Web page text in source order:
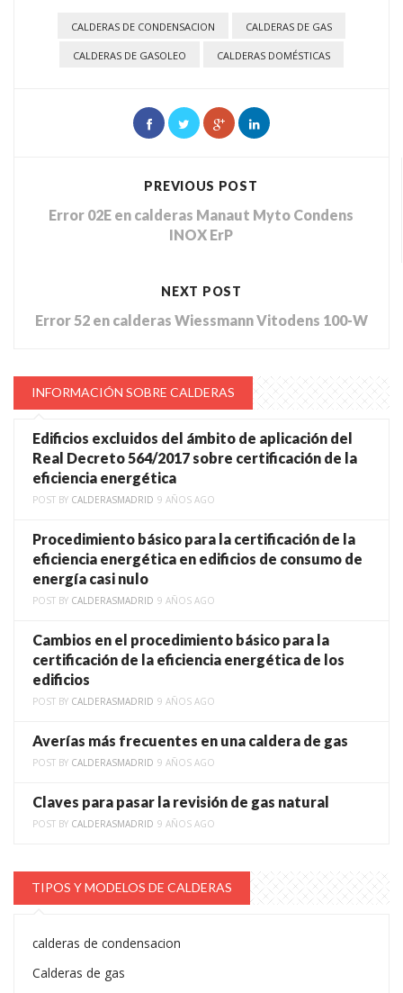
CALDERAS DE CONDENSACION CALDERAS DE GAS
CALDERAS DE GASOLEO CALDERAS DOMÉSTICAS
PREVIOUS POST
Error 02E en calderas Manaut Myto Condens
INOX ErP
NEXT POST
Error 52 en calderas Wiessmann Vitodens 100-W
INFORMACIÓN SOBRE CALDERAS
Edificios excluidos del ámbito de aplicación del
Real Decreto 564/2017 sobre certificación de la
eficiencia energética
POST BY CALDERASMADRID 9 AÑOS AGO
Procedimiento básico para la certificación de la
eficiencia energética en edificios de consumo de
energía casi nulo
POST BY CALDERASMADRID 9 AÑOS AGO
Cambios en el procedimiento básico para la
certificación de la eficiencia energética de los
edificios
POST BY CALDERASMADRID 9 AÑOS AGO
Averías más frecuentes en una caldera de gas
POST BY CALDERASMADRID 9 AÑOS AGO
Claves para pasar la revisión de gas natural
POST BY CALDERASMADRID 9 AÑOS AGO
TIPOS Y MODELOS DE CALDERAS
calderas de condensacion
Calderas de gas